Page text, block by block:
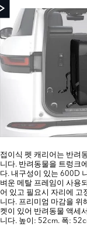
접이식 펫 캐리어는 반려
니다. 반려동물을 트렁크
다. 내구성이 있는 600D
벼운 메탈 프레임이 사용
어 있고 필요시 자리에
니다. 프리미엄 마감을 위
켓이 있어 반려동물 액세
니다. 높이: 52cm. 폭: